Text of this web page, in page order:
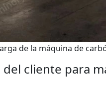
de la máquina de
del cliente para